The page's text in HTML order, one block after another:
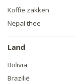
Koffie zakken
Nepal thee
Land
Bolivia
Brazilië